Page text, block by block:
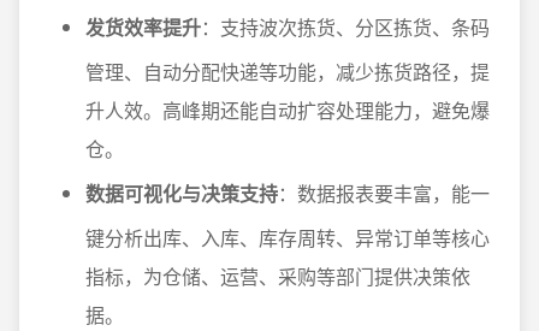
发货效率提升：支持波次拣货、分区拣货、条码
管理、自动分配快递等功能，减少拣货路径，提
升人效。高峰期还能自动扩容处理能力，避免爆
仓。
数据可视化与决策支持：数据报表要丰富，能一
键分析出库、入库、库存周转、异常订单等核心
指标，为仓储、运营、采购等部门提供决策依
据。